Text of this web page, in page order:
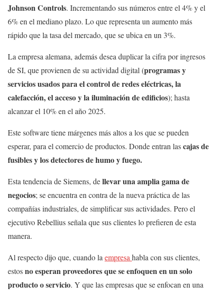
Johnson Controls. Incrementando sus números entre el 4% y el
6% en el mediano plazo. Lo que representa un aumento más
rápido que la tasa del mercado, que se ubica en un 3%.
La empresa alemana, además desea duplicar la cifra por ingresos
de SI, que provienen de su actividad digital (programas y
servicios usados para el control de redes eléctricas, la
calefacción, el acceso y la iluminación de edificios); hasta
alcanzar el 10% en el año 2025.
Este software tiene márgenes más altos a los que se pueden
esperar, para el comercio de productos. Donde entran lascajas de
fusibles y los detectores de humo y fuego.
Esta tendencia de Siemens, dellevar una amplia gama de
negocios; se encuentra en contra de la nueva práctica de las
compañías industriales, de simplificar sus actividades. Pero el
ejecutivo Rebellius señala que sus clientes lo prefieren de esta
manera.
Al respecto dijo que, cuando la empresa habla con sus clientes,
estosno esperan proveedores que se enfoquen en un solo
producto o servicio. Y que las empresas que se enfocan en una